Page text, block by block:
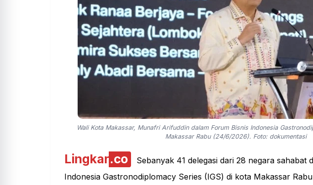
Wali Kota Makassar, Munafri Arifuddin dalam Forum Bisnis Indonesia
Makassar Rabu (24/6/2026). Foto: dokumentasi
Lingkar.co
Sebanyak 41 delegasi dari 28 negara sahabat
Indonesia Gastronodiplomacy Series (IGS) di kota Makassar